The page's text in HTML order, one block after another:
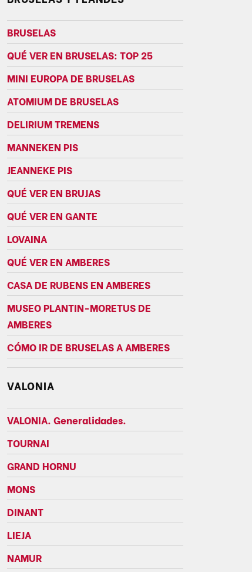
BRUSELAS
QUÉ VER EN BRUSELAS: TOP 25
MINI EUROPA DE BRUSELAS
ATOMIUM DE BRUSELAS
DELIRIUM TREMENS
MANNEKEN PIS
JEANNEKE PIS
QUÉ VER EN BRUJAS
QUÉ VER EN GANTE
LOVAINA
QUÉ VER EN AMBERES
CASA DE RUBENS EN AMBERES
MUSEO PLANTIN-MORETUS DE
AMBERES
CÓMO IR DE BRUSELAS A AMBERES
VALONIA
VALONIA. Generalidades.
TOURNAI
GRAND HORNU
MONS
DINANT
LIEJA
NAMUR